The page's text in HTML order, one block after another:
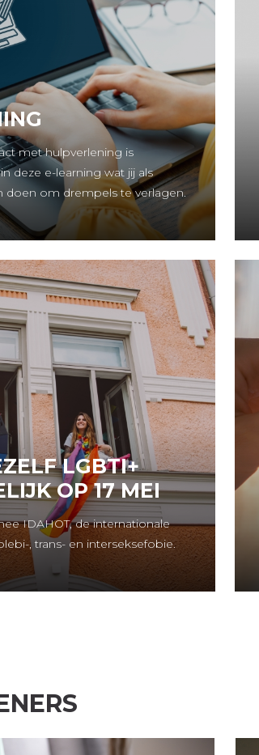
met hulpverlening is
deze e-learning wat jij als
doen om drempels te verlagen.
LGBTI+
OP 17 MEI
IDAHOT, de internationale
, trans- en interseksefobie.